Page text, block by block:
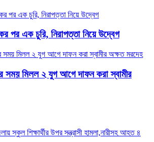
পর এক চুরি, নিরাপত্তা নিয়ে উদ্বেগ
সময় মিলল ২ যুগ আগে দাফন করা স্বামীর